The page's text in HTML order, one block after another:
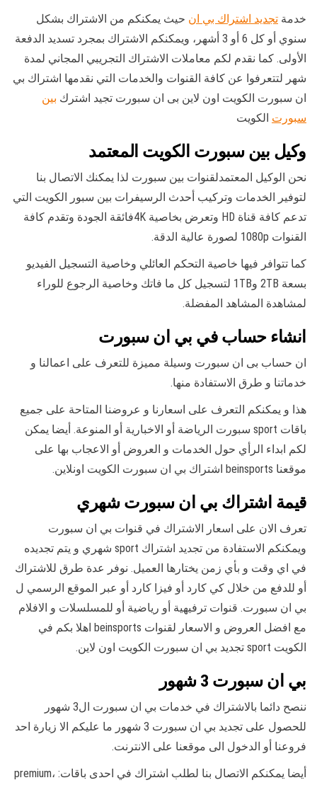
خدمة تجديد اشتراك بي ان حيث يمكنكم من الاشتراك بشكل
سنوي أو كل 6 أو 3 أشهر، ويمكنكم الاشتراك بمجرد تسديد الدفعة
الأولى. كما نقدم لكم معاملات الاشتراك التجريبي المجاني لمدة
شهر لتتعرفوا عن كافة القنوات والخدمات التي نقدمها اشتراك بي
ان سبورت الكويت اون لاين بى ان سبورت تجيد اشترك بين
سبورت الكويت
وكيل بين سبورت الكويت المعتمد
نحن الوكيل المعتمدلقنوات بين سبورت لذا يمكنك الاتصال بنا
لتوفير الخدمات وتركيب أحدث الرسيفرات بين سبور الكويت التي
تدعم كافة قناة HD وتعرض بخاصية 4Kفائقة الجودة وتقدم كافة
القنوات 1080p لصورة عالية الدقة.
كما تتوافر فيها خاصية التحكم العائلي وخاصية التسجيل الفيديو
بسعة 2TB و1TB لتسجيل كل ما فاتك وخاصية الرجوع للوراء
لمشاهدة المشاهد المفضلة.
انشاء حساب في بي ان سبورت
ان حساب بى ان سبورت وسيلة مميزة للتعرف على اعمالنا و
خدماتنا و طرق الاستفادة منها.
هذا و يمكنكم التعرف على اسعارنا و عروضنا المتاحة على جميع
باقات sport سبورت الرياضة أو الاخبارية أو المنوعة. أيضا يمكن
لكم ابداء الرأي حول الخدمات و العروض أو الاعجاب بها على
موقعنا beinsports اشتراك بي ان سبورت الكويت اونلاين.
قيمة اشتراك بي ان سبورت شهري
تعرف الان على اسعار الاشتراك في قنوات بي ان سبورت
ويمكنكم الاستفادة من تجديد اشتراك sport شهري و يتم تجديده
في اي وقت و بأي زمن يختارها العميل. نوفر عدة طرق للاشتراك
أو للدفع من خلال كي كارد أو فيزا كارد أو عبر الموقع الرسمي ل
بي ان سبورت. قنوات ترفيهية أو رياضية أو للمسلسلات و الافلام
مع افضل العروض و الاسعار لقنوات beinsports اهلا بكم في
الكويت sport تجديد بي ان سبورت الكويت اون لاين.
بي ان سبورت 3 شهور
ننصح دائما بالاشتراك في خدمات بي ان سبورت ال3 شهور
للحصول على تجديد بي ان سبورت 3 شهور ما عليكم الا زيارة احد
فروعنا أو الدخول الى موقعنا على الانترنت.
أيضا يمكنكم الاتصال بنا لطلب اشتراك في احدى باقات: premium،